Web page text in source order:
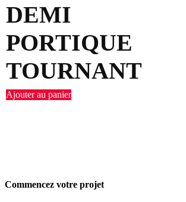
DEMI
PORTIQUE
TOURNANT
Ajouter au panier
Commencez votre projet